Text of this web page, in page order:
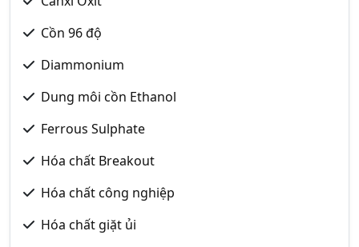
Cồn 96 độ
Diammonium
Dung môi cồn Ethanol
Ferrous Sulphate
Hóa chất Breakout
Hóa chất công nghiệp
Hóa chất giặt ủi